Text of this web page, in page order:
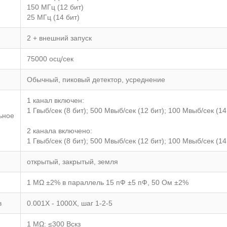
150 МГц (12 бит)
25 МГц (14 бит)
2 + внешний запуск
75000 осц/сек
Обычный, пиковый детектор, усреднение
1 канал включен:
1 Гвыб/сек (8 бит); 500 Мвыб/сек (12 бит); 100 Мвыб/сек
2 канала включено:
1 Гвыб/сек (8 бит); 500 Мвыб/сек (12 бит); 100 Мвыб/сек
открытый, закрытый, земля
1 MΩ ±2% в параллель 15 пФ ±5 пФ, 50 Ом ±2%
0.001X - 1000X, шаг 1-2-5
1 MΩ: ≤300 Вскз